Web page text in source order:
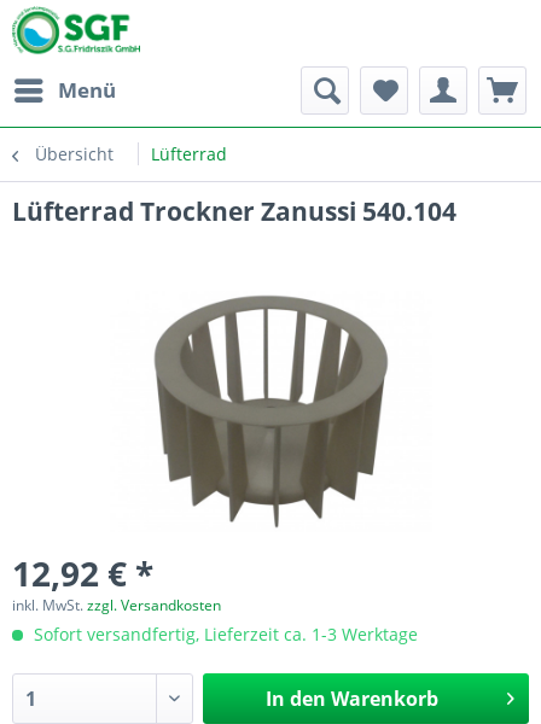
Menü
Übersicht Lüfterrad
Lüfterrad Trockner Zanussi 540.104
12,92 € *
inkl. MwSt.zzgl. Versandkosten
Sofort versandfertig, Lieferzeit ca. 1-3 Werktage
In den Warenkorb